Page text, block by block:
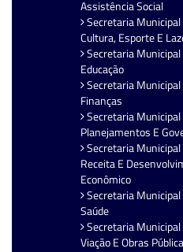
Assistência Social
Secretaria Municipal
Cultura, Esporte E
Secretaria Municipal
Educação
Secretaria Municipal
Finanças
Secretaria Municipal
Planejamentos E
Secretaria Municipal
Receita E
Econômico
Secretaria Municipal
Saúde
Secretaria Municipal
Viação E Obras